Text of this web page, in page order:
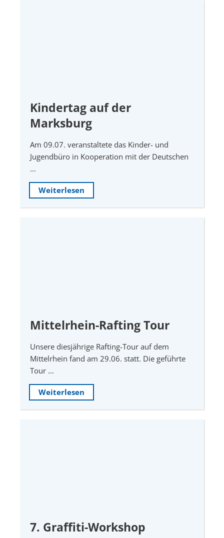
Kindertag auf der
Marksburg
Am 09.07. veranstaltete das Kinder- und
Jugendbüro in Kooperation mit der Deutschen
…
Weiterlesen
Mittelrhein-Rafting Tour
Unsere diesjährige Rafting-Tour auf dem
Mittelrhein fand am 29.06. statt. Die geführte
Tour …
Weiterlesen
7. Graffiti-Workshop